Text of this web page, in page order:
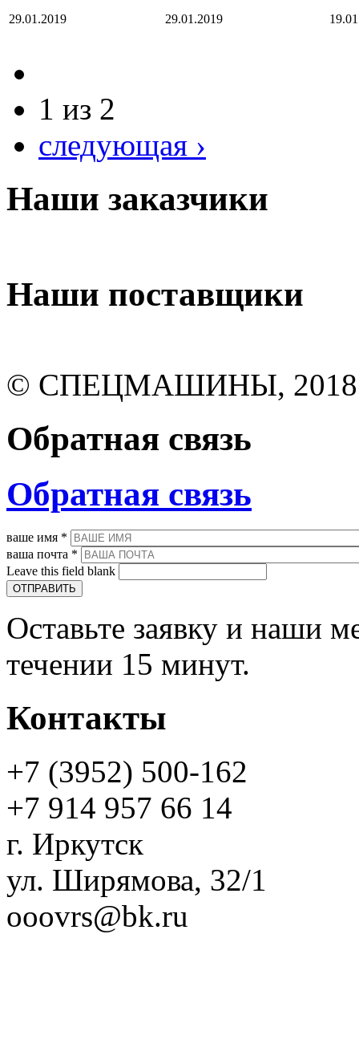
29.01.2019
29.01.2019
1 из 2
следующая ›
Наши заказчики
Наши поставщики
© СПЕЦМАШИНЫ, 2018
Обратная связь
Обратная связь
ваше имя *
ваша почта *
Leave this field blank
Оставьте заявку и наши
течении 15 минут.
Контакты
+7 (3952) 500-162
+7 914 957 66 14
г. Иркутск
ул. Ширямова, 32/1
ooovrs@bk.ru